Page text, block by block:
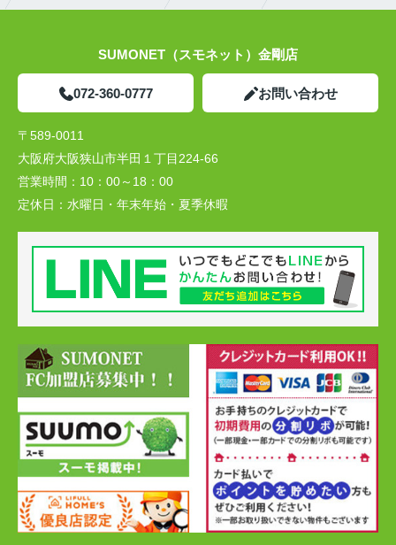
SUMONET（スモネット）金剛店
072-360-0777 お問い合わせ
〒589-0011
大阪府大阪狭山市半田１丁目224-66
営業時間： 10：00～18：00
定休日： 水曜日・年末年始・夏季休暇